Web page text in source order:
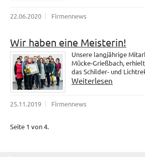
22.06.2020 Firmennews
Wir haben eine Meisterin!
Unsere langjährige
Mücke-Grießbach,
das Schilder- und
Weiterlesen
25.11.2019 Firmennews
Seite 1 von 4.